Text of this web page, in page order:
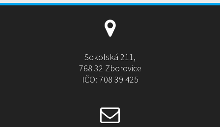
t
i
e
:
Sokolská 211,
768 32 Zborovice
IČO: 708 39 425